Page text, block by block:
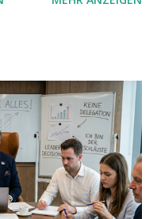
Das geht so einfach,